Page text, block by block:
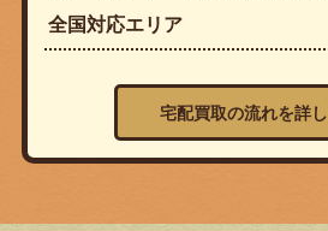
全国対応エリア
宅配買取の流れを詳